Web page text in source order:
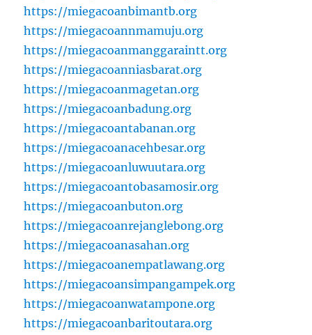
https://miegacoanbimantb.org
https://miegacoannmamuju.org
https://miegacoanmanggaraintt.org
https://miegacoanniasbarat.org
https://miegacoanmagetan.org
https://miegacoanbadung.org
https://miegacoantabanan.org
https://miegacoanacehbesar.org
https://miegacoanluwuutara.org
https://miegacoantobasamosir.org
https://miegacoanbuton.org
https://miegacoanrejanglebong.org
https://miegacoanasahan.org
https://miegacoanempatlawang.org
https://miegacoansimpangampek.org
https://miegacoanwatampone.org
https://miegacoanbaritoutara.org